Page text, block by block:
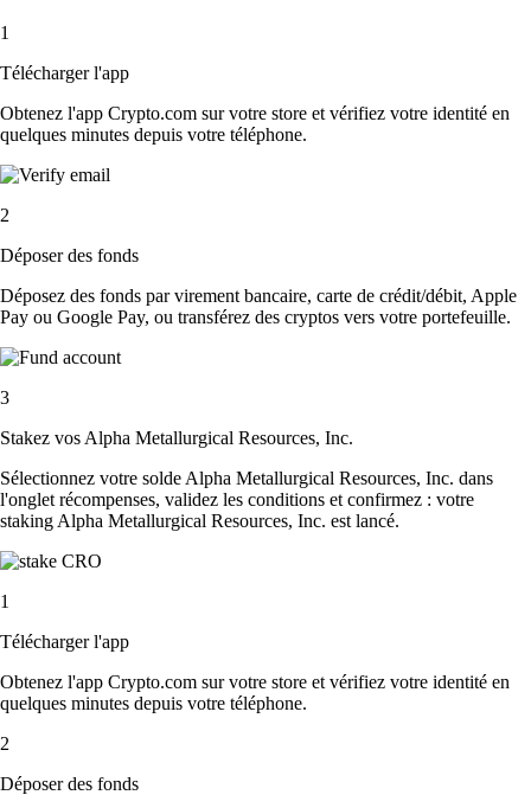
1
Télécharger l'app
Obtenez l'app Crypto.com sur votre store et vérifiez votre identité en
quelques minutes depuis votre téléphone.
2
Déposer des fonds
Déposez des fonds par virement bancaire, carte de crédit/débit, Apple
Pay ou Google Pay, ou transférez des cryptos vers votre portefeuille.
3
Stakez vos Alpha Metallurgical Resources, Inc.
Sélectionnez votre solde Alpha Metallurgical Resources, Inc. dans
l'onglet récompenses, validez les conditions et confirmez : votre
staking Alpha Metallurgical Resources, Inc. est lancé.
1
Télécharger l'app
Obtenez l'app Crypto.com sur votre store et vérifiez votre identité en
quelques minutes depuis votre téléphone.
2
Déposer des fonds